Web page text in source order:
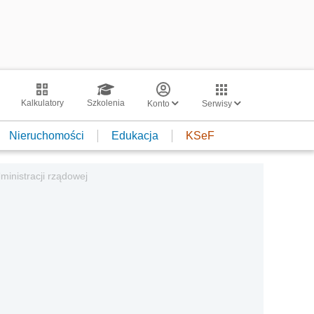
Kalkulatory Szkolenia Konto Serwisy
Nieruchomości Edukacja KSeF
rządowej